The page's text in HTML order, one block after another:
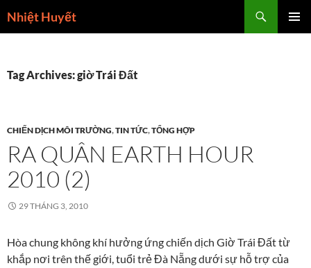
toNhiệt Huyết
Tag Archives: giờ Trái Đất
CHIẾN DỊCH MÔI TRƯỜNG,TIN TỨC,TỔNG HỢP
RA QUÂN EARTH HOUR
2010 (2)
29 THÁNG 3, 2010
Hòa chung không khí hưởng ứng chiến dịch Giờ Trái Đất từ
khắp nơi trên thế giới, tuổi trẻ Đà Nẵng dưới sự hỗ trợ của